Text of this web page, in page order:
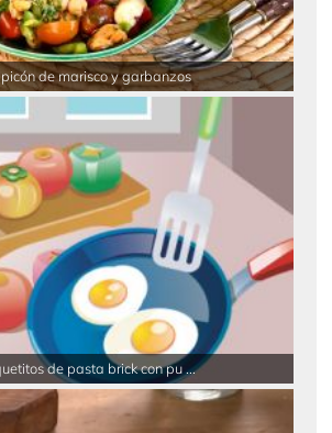
de marisco y garbanzos
de pasta brick con pu ...